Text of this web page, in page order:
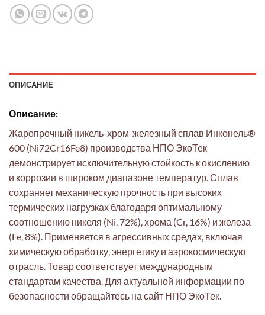
ОПИСАНИЕ
Описание:
Жаропрочный никель-хром-железный сплав Инконель®
600 (Ni72Cr16Fe8) производства НПО ЭкоТек
демонстрирует исключительную стойкость к окислению
и коррозии в широком диапазоне температур. Сплав
сохраняет механическую прочность при высоких
термических нагрузках благодаря оптимальному
соотношению никеля (Ni, 72%), хрома (Cr, 16%) и железа
(Fe, 8%). Применяется в агрессивных средах, включая
химическую обработку, энергетику и аэрокосмическую
отрасль. Товар соответствует международным
стандартам качества. Для актуальной информации по
безопасности обращайтесь на сайт НПО ЭкоТек.